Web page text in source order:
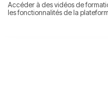
Accéder à des vidéos de
les fonctionnalités de la